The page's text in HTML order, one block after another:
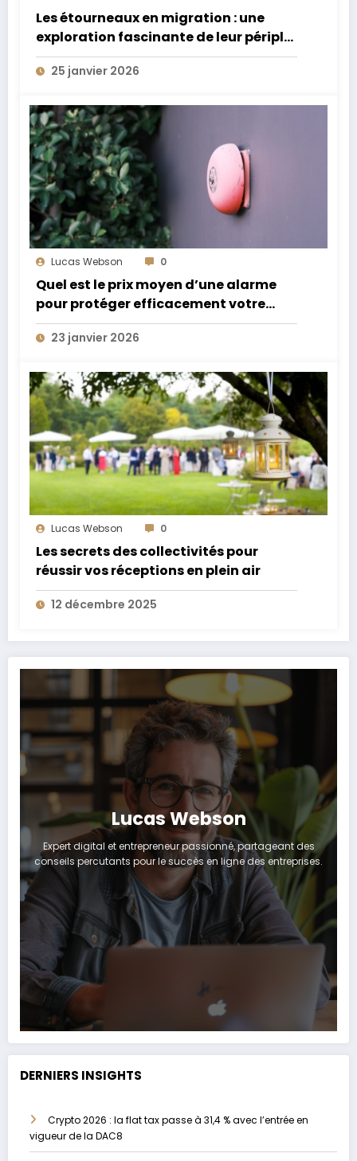
Les étourneaux en migration : une
exploration fascinante de leur périple
annuel extraordinaire
25 janvier 2026
Lucas Webson 0
Quel est le prix moyen d’une alarme
pour protéger efficacement votre
domicile ?
23 janvier 2026
Lucas Webson 0
Les secrets des collectivités pour
réussir vos réceptions en plein air
12 décembre 2025
Lucas Webson
Expert digital et entrepreneur passionné, partageant des
conseils percutants pour le succès en ligne des entreprises.
DERNIERS INSIGHTS
Crypto 2026 : la flat tax passe à 31,4 % avec l’entrée en
vigueur de la DAC8